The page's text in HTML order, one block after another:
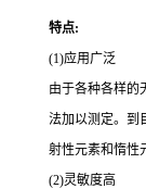
特点:
(1)应用广泛
由于各种各样的
法加以测定。到
射性元素和惰性
(2)灵敏度高